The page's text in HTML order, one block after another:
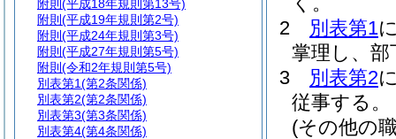
2
別表第1
掌理し、
3
別表第2
従事する。
(その他の
附則 (平成18年規則第13号)
附則 (平成19年規則第2号)
附則 (平成24年規則第3号)
附則 (平成27年規則第5号)
附則 (令和2年規則第5号)
別表第1(第2条関係)
別表第2(第2条関係)
別表第3(第3条関係)
別表第4(第4条関係)